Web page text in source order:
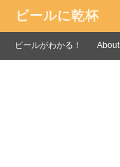
ビールに乾杯
ビールがわかる！ About